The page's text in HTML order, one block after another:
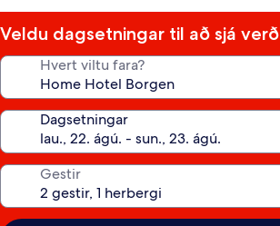
Veldu dagsetningar til að sjá verð
Hvert viltu fara?
Dagsetningar
Gestir